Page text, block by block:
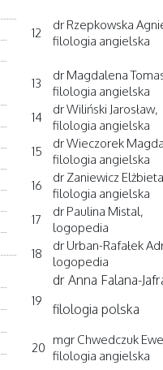
12
dr Rzepkowska
filologia angielska
13
dr Magdalena
filologia angielska
14
dr Wiliński Jarosław,
filologia angielska
15
dr Wieczorek
filologia angielska
16
dr Zaniewicz
filologia angielska
17
dr Paulina Mistal,
logopedia
18
dr Urban-Rafałek
logopedia
19
dr Anna Falana-
filologia polska
20
mgr Chwedczuk
filologia angielska